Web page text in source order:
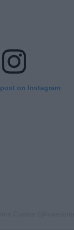
on Instagram